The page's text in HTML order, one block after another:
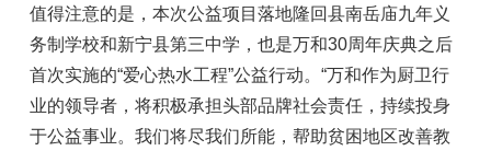
值得注意的是，本次公益项目落地隆回县南岳庙九年义
务制学校和新宁县第三中学，也是万和30周年庆典之后
首次实施的“爱心热水工程”公益行动。“万和作为厨卫行
业的领导者，将积极承担头部品牌社会责任，持续投身
于公益事业。我们将尽我们所能，帮助贫困地区改善教